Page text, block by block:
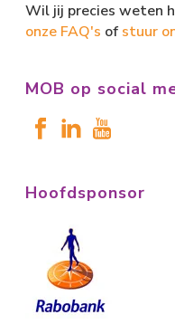
Wil jij precies weten
onze FAQ's of stuur
MOB op social
Hoofdsponsor